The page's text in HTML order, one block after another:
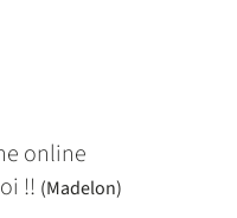
online
!! (Madelon)